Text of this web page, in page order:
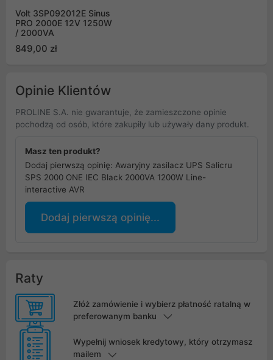
Volt 3SP092012E Sinus
PRO 2000E 12V 1250W
/ 2000VA
849,00 zł
Opinie Klientów
PROLINE S.A. nie gwarantuje, że zamieszczone opinie
pochodzą od osób, które zakupiły lub używały dany produkt.
Masz ten produkt?
Dodaj pierwszą opinię: Awaryjny zasilacz UPS Salicru
SPS 2000 ONE IEC Black 2000VA 1200W Line-
interactive AVR
Dodaj pierwszą opinię...
Raty
Złóż zamówienie i wybierz płatność ratalną w
preferowanym banku
Wypełnij wniosek kredytowy, który otrzymasz
mailem